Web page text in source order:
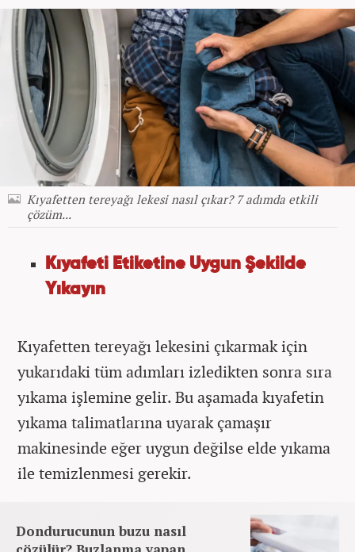
Kıyafetten tereyağı lekesi nasıl çıkar? 7 adımda etkili
çözüm...
Kıyafeti Etiketine Uygun Şekilde
Yıkayın
Kıyafetten tereyağı lekesini çıkarmak için
yukarıdaki tüm adımları izledikten sonra sıra
yıkama işlemine gelir. Bu aşamada kıyafetin
yıkama talimatlarına uyarak çamaşır
makinesinde eğer uygun değilse elde yıkama
ile temizlenmesi gerekir.
Dondurucunun buzu nasıl